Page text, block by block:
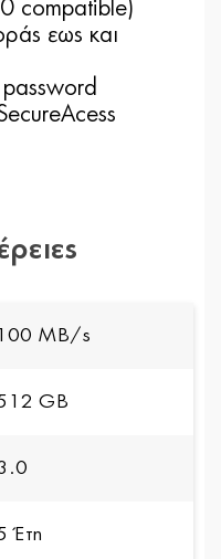
compatible)
εως και
MB/s
GB
Έτη